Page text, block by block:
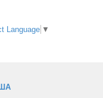
Language ▼